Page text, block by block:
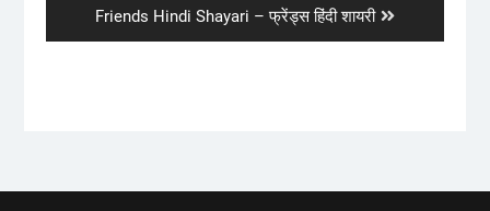
Next
post:
Friends Hindi Shayari – फ्रेंड्स हिंदी शायरी